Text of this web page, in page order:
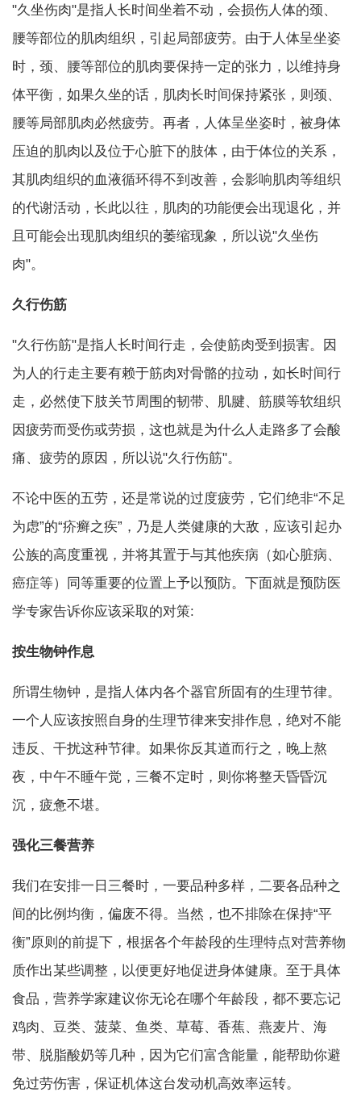
"久坐伤肉"是指人长时间坐着不动，会损伤人体的颈、
腰等部位的肌肉组织，引起局部疲劳。由于人体呈坐姿
时，颈、腰等部位的肌肉要保持一定的张力，以维持身
体平衡，如果久坐的话，肌肉长时间保持紧张，则颈、
腰等局部肌肉必然疲劳。再者，人体呈坐姿时，被身体
压迫的肌肉以及位于心脏下的肢体，由于体位的关系，
其肌肉组织的血液循环得不到改善，会影响肌肉等组织
的代谢活动，长此以往，肌肉的功能便会出现退化，并
且可能会出现肌肉组织的萎缩现象，所以说"久坐伤
肉"。
久行伤筋
"久行伤筋"是指人长时间行走，会使筋肉受到损害。因
为人的行走主要有赖于筋肉对骨骼的拉动，如长时间行
走，必然使下肢关节周围的韧带、肌腱、筋膜等软组织
因疲劳而受伤或劳损，这也就是为什么人走路多了会酸
痛、疲劳的原因，所以说"久行伤筋"。
不论中医的五劳，还是常说的过度疲劳，它们绝非“不足
为虑”的“疥癣之疾”，乃是人类健康的大敌，应该引起办
公族的高度重视，并将其置于与其他疾病（如心脏病、
癌症等）同等重要的位置上予以预防。下面就是预防医
学专家告诉你应该采取的对策:
按生物钟作息
所谓生物钟，是指人体内各个器官所固有的生理节律。
一个人应该按照自身的生理节律来安排作息，绝对不能
违反、干扰这种节律。如果你反其道而行之，晚上熬
夜，中午不睡午觉，三餐不定时，则你将整天昏昏沉
沉，疲惫不堪。
强化三餐营养
我们在安排一日三餐时，一要品种多样，二要各品种之
间的比例均衡，偏废不得。当然，也不排除在保持“平
衡”原则的前提下，根据各个年龄段的生理特点对营养物
质作出某些调整，以便更好地促进身体健康。至于具体
食品，营养学家建议你无论在哪个年龄段，都不要忘记
鸡肉、豆类、菠菜、鱼类、草莓、香蕉、燕麦片、海
带、脱脂酸奶等几种，因为它们富含能量，能帮助你避
免过劳伤害，保证机体这台发动机高效率运转。